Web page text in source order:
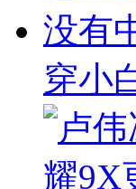
穿小